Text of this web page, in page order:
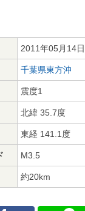
2011年05月14
千葉県東方沖
震度1
北緯 35.7度
東経 141.1度
M3.5
約20km